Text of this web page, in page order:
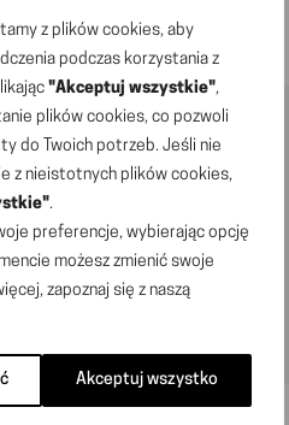
z plików cookies, aby
podczas korzystania z
"Akceptuj wszystkie",
plików cookies, co pozwoli
do Twoich potrzeb. Jeśli nie
z nieistotnych plików cookies,
.
preferencje, wybierając opcję
możesz zmienić swoje
zapoznaj się z naszą
Akceptuj wszystko
S.A. All rights reserved